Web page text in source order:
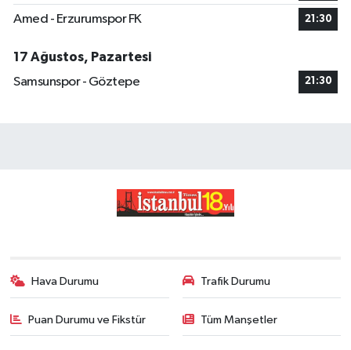
Amed - Erzurumspor FK 21:30
17 Ağustos, Pazartesi
Samsunspor - Göztepe
21:30
Hava Durumu Trafik Durumu
Puan Durumu ve Fikstür Tüm Manşetler